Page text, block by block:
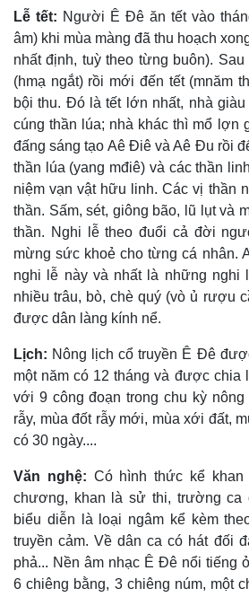
Lễ tết: Người Ê Ðê ăn tết vào
âm) khi mùa màng đã thu hoạch
nhất định, tuỳ theo từng buôn).
(hmạ ngắt) rồi mới đến tết (mnăm
bội thu. Ðó là tết lớn nhất, nhà
cúng thần lúa; nhà khác thì mổ lợn
đấng sáng tạo Aê Ðiê và Aê Ðu rồi
thần lúa (yang mđiê) và các thần
niệm vạn vật hữu linh. Các vị thần
thần. Sấm, sét, giông bão, lũ lụt và
thần. Nghi lễ theo đuổi cả đời
mừng sức khoẻ cho từng cá nhân.
nghi lễ này và nhất là những nghi
nhiều trâu, bò, chè quý (vò ủ rượu
được dân làng kính nể.
Lịch: Nông lịch cổ truyền Ê Đê
một năm có 12 tháng và được chia
với 9 công đoạn trong chu kỳ nông
rẫy, mùa đốt rẫy mới, mùa xới đất,
có 30 ngày....
Văn nghệ: Có hình thức kể
chương, khan là sử thi, trường ca
biểu diễn là loại ngâm kể kèm
truyền cảm. Về dân ca có hát đối
phả... Nền âm nhạc Ê Ðê nổi tiếng
6 chiêng bằng, 3 chiêng núm, một